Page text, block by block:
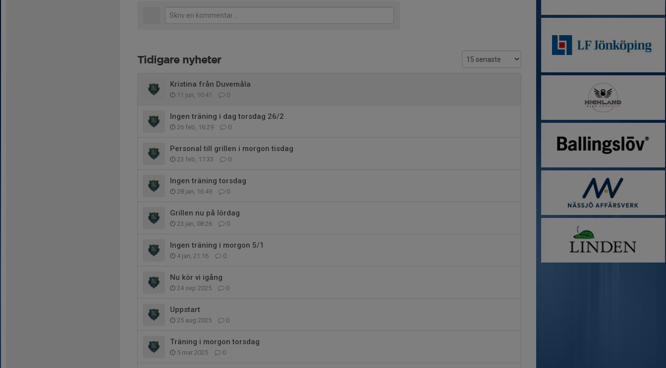
Tidigare nyheter
Kristina från Duvemåla
11 jun, 10:41 0
Ingen träning i dag torsdag 26/2
26 feb, 16:29 0
Personal till grillen i morgon tisdag
23 feb, 17:33 0
Ingen träning torsdag
28 jan, 16:49 0
Grillen nu på lördag
23 jan, 08:26 0
Ingen träning i morgon 5/1
4 jan, 21:16 0
Nu kör vi igång
24 sep 2025 0
Uppstart
25 aug 2025 0
Träning i morgon torsdag
5 mar 2025 0